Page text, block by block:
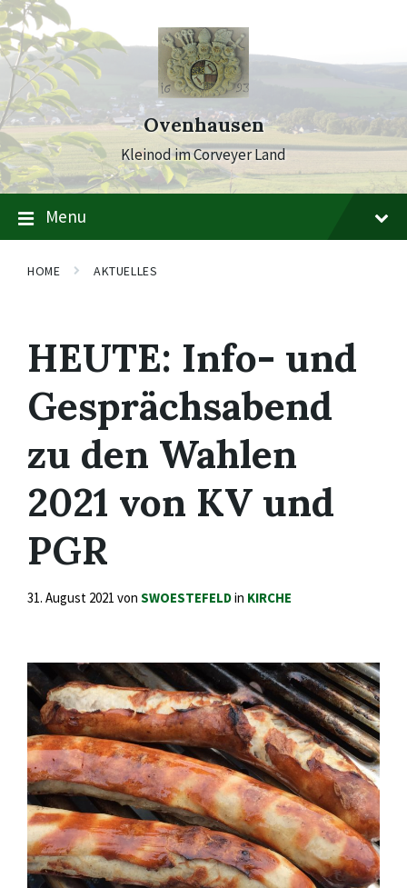
Skip
to
content
Skip
to
main
navigation
Skip
to
footer
Ovenhausen
Kleinod im Corveyer Land
Menu
HOME AKTUELLES
HEUTE: Info- und
Gesprächsabend
zu den Wahlen
2021 von KV und
PGR
31. August 2021 von SWOESTEFELDin KIRCHE